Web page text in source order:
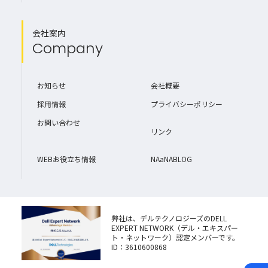
会社案内
Company
お知らせ
会社概要
採用情報
プライバシーポリシー
お問い合わせ
リンク
WEBお役立ち情報 NAaNABLOG
弊社は、デルテクノロジーズのDELL
EXPERT NETWORK（デル・エキスパー
ト・ネットワーク）認定メンバーです。
ID：3610600868